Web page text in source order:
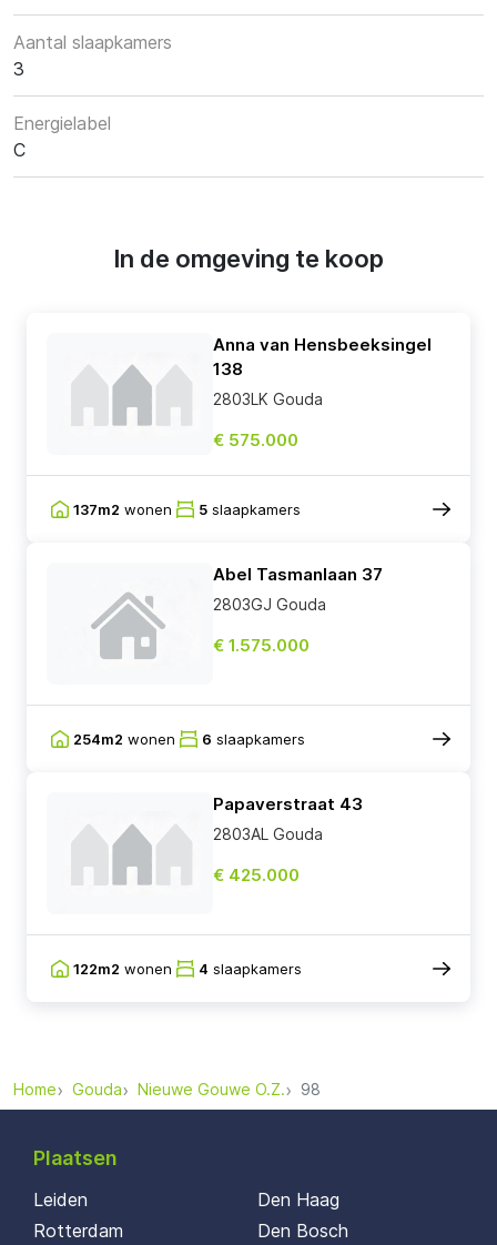
Aantal slaapkamers
3
Energielabel
C
In de omgeving te koop
Anna van Hensbeeksingel
138
2803LK Gouda
€ 575.000
137m2 wonen 5 slaapkamers
Abel Tasmanlaan 37
2803GJ Gouda
€ 1.575.000
254m2 wonen 6 slaapkamers
Papaverstraat 43
2803AL Gouda
€ 425.000
122m2 wonen 4 slaapkamers
Home Gouda Nieuwe Gouwe O.Z. 98
Plaatsen
Leiden
Rotterdam
Den Haag
Den Bosch